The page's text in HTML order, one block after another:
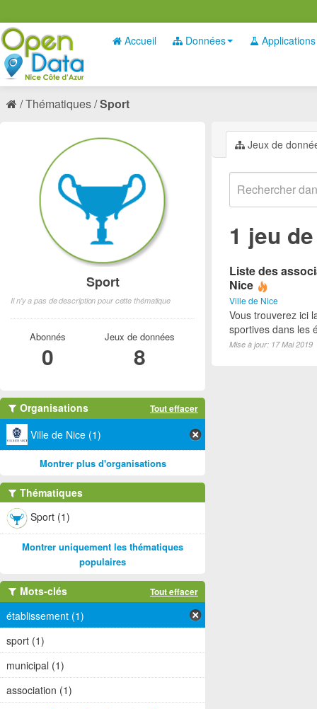
Accueil Données Applications
Thématiques Sport
Jeux de
1 jeu
Liste des
Nice
Ville de Nice
Vous trouverez ici
sportives dans les
Mise à jour: 17 Mai 2019
Sport
Il n'y a pas de description pour cette thématique
Abonnés
0
Jeux de données
8
Organisations Tout effacer
Ville de Nice (1)
Montrer plus d'organisations
Thématiques
Sport (1)
Montrer uniquement les thématiques
populaires
Mots-clés Tout effacer
établissement (1)
sport (1)
municipal (1)
association (1)